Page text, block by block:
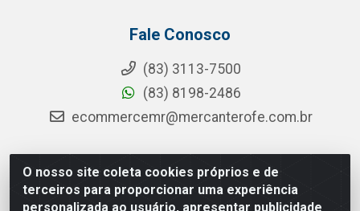
O nosso site coleta cookies próprios e de
terceiros para proporcionar uma experiência
personalizada ao usuário, apresentar publicidade
Fale Conosco
(83) 3113-7500
(83) 8198-2486
ecommercemr@mercanterofe.com.br
MR Distribuidora - Rua Hortêncio Ribeiro de Luna, 3777 -
Distrito Industrial, João Pessoa/PB - CEP 58081-400 -